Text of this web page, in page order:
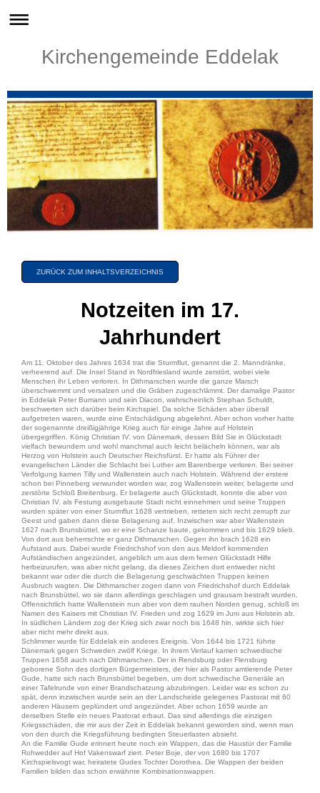
Kirchengemeinde Eddelak
ZURÜCK ZUM INHALTSVERZEICHNIS
Notzeiten im 17.
Jahrhundert
Am 11. Oktober des Jahres 1634 trat die Sturmflut, genannt die 2. Manndränke,
verheerend auf. Die Insel Stand in Nordfriesland wurde zerstört, wobei viele
Menschen ihr Leben verloren. In Dithmarschen wurde die ganze Marsch
überschwemmt und versalzen und die Gräben zugeschlämmt. Der damalige Pastor
in Eddelak Peter Bumann und sein Diacon, wahrscheinlich Stephan Schuldt,
beschwerten sich darüber beim Kirchspiel. Da solche Schäden aber überall
aufgetreten waren, wurde eine Entschädigung abgelehnt. Aber schon vorher hatte
der sogenannte dreißigjährige Krieg auch für einige Jahre auf Holstein
übergegriffen. König Christian IV. von Dänemark, dessen Bild Sie in Glückstadt
vielfach bewundern und wohl manchmal auch leicht belächeln können, war als
Herzog von Holstein auch Deutscher Reichsfürst. Er hatte als Führer der
evangelischen Länder die Schlacht bei Luther am Barenberge verloren. Bei seiner
Verfolgung kamen Tilly und Wallenstein auch nach Holstein. Während der erstere
schon bei Pinneberg verwundet worden war, zog Wallenstein weiter, belagerte und
zerstörte Schloß Breitenburg. Er belagerte auch Glückstadt, konnte die aber von
Christian IV. als Festung ausgebaute Stadt nicht einnehmen und seine Truppen
wurden später von einer Sturmflut 1628 vertrieben, retteten sich recht zerrupft zur
Geest und gaben dann diese Belagerung auf. Inzwischen war aber Wallenstein
1627 nach Brunsbüttel, wo er eine Schanze baute, gekommen und bis 1629 blieb.
Von dort aus beherrschte er ganz Dithmarschen. Gegen ihn brach 1628 ein
Aufstand aus. Dabei wurde Friedrichshof von den aus Meldorf kommenden
Aufständischen angezündet, angeblich um aus dem fernen Glückstadt Hilfe
herbeizurufen, was aber nicht gelang, da dieses Zeichen dort entweder nicht
bekannt war oder die durch die Belagerung geschwächten Truppen keinen
Ausbruch wagten. Die Dithmarscher zogen dann von Friedrichshof durch Eddelak
nach Brunsbüttel, wo sie dann allerdings geschlagen und grausam bestraft wurden.
Offensichtlich hatte Wallenstein nun aber von dem rauhen Norden genug, schloß im
Namen des Kaisers mit Christian IV. Frieden und zog 1629 im Juni aus Holstein ab.
In südlichen Ländern zog der Krieg sich zwar noch bis 1648 hin, wirkte sich hier
aber nicht mehr direkt aus.
Schlimmer wurde für Eddelak ein anderes Ereignis. Von 1644 bis 1721 führte
Dänemark gegen Schweden zwölf Kriege. In ihrem Verlauf kamen schwedische
Truppen 1658 auch nach Dithmarschen. Der in Rendsburg oder Flensburg
geborene Sohn des dortigen Bürgermeisters, der hier als Pastor amtierende Peter
Gude, hatte sich nach Brunsbüttel begeben, um dort schwedische Generäle an
einer Tafelrunde von einer Brandschatzung abzubringen. Leider war es schon zu
spät, denn inzwischen wurde sein an der Landscheide gelegenes Pastorat mit 60
anderen Häusern geplündert und angezündet. Aber schon 1659 wurde an
derselben Stelle ein neues Pastorat erbaut. Das sind allerdings die einzigen
Kriegsschäden, die mir aus der Zeit in Eddelak bekannt geworden sind, wenn man
von den durch die Kriegsführung bedingten Steuerlasten absieht.
An die Familie Gude erinnert heute noch ein Wappen, das die Haustür der Familie
Rohwedder auf Hof Vakenswarf ziert. Peter Boje, der von 1680 bis 1707
Kirchspielsvogt war, heiratete Gudes Tochter Dorothea. Die Wappen der beiden
Familien bilden das schon erwähnte Kombinationswappen.